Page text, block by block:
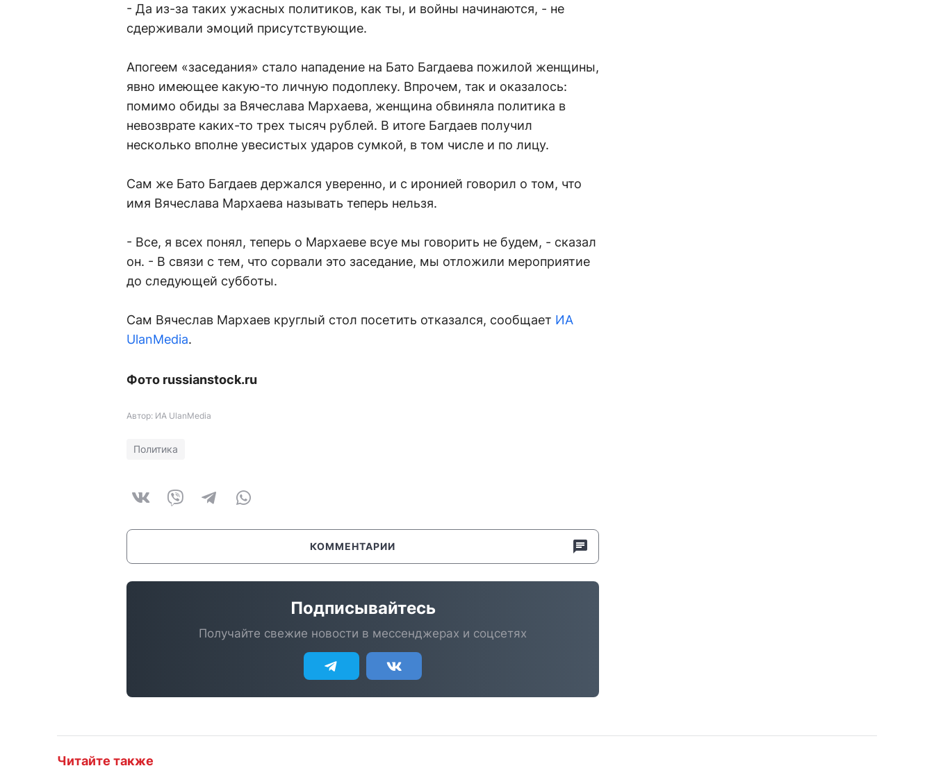
- Да из-за таких ужасных политиков, как ты, и войны начинаются, - не
сдерживали эмоций присутствующие.
Апогеем «заседания» стало нападение на Бато Багдаева пожилой женщины,
явно имеющее какую-то личную подоплеку. Впрочем, так и оказалось:
помимо обиды за Вячеслава Мархаева, женщина обвиняла политика в
невозврате каких-то трех тысяч рублей. В итоге Багдаев получил
несколько вполне увесистых ударов сумкой, в том числе и по лицу.
Сам же Бато Багдаев держался уверенно, и с иронией говорил о том, что
имя Вячеслава Мархаева называть теперь нельзя.
- Все, я всех понял, теперь о Мархаеве всуе мы говорить не будем, - сказал
он. - В связи с тем, что сорвали это заседание, мы отложили мероприятие
до следующей субботы.
Сам Вячеслав Мархаев круглый стол посетить отказался, сообщает ИА
UlanMedia.
Фото russianstock.ru
Автор: ИА UlanMedia
Политика
КОММЕНТАРИИ
Подписывайтесь
Получайте свежие новости в мессенджерах и соцсетях
Читайте также